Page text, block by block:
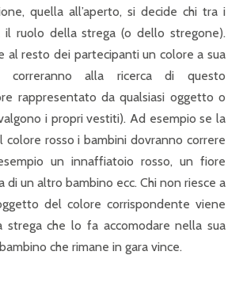
quella all’aperto, si decide chi tra i
il ruolo della strega (o dello stregone).
al resto dei partecipanti un colore a sua
alla ricerca di questo
rappresentato da qualsiasi oggetto o
i propri vestiti). Ad esempio se la
colore rosso i bambini dovranno correre
un innaffiatoio rosso, un fiore
di un altro bambino ecc. Chi non riesce a
del colore corrispondente viene
strega che lo fa accomodare nella sua
che rimane in gara vince.